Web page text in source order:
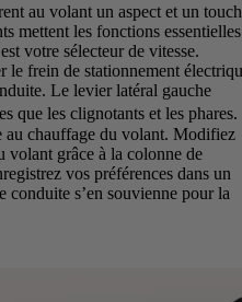
au volant un aspect et un
mettent les fonctions
votre sélecteur de vitesse.
le frein de stationnement
Le levier latéral gauche
que les clignotants et les
au chauffage du volant. Modifiez
volant grâce à la colonne de
vos préférences dans un
s’en souvienne pour la